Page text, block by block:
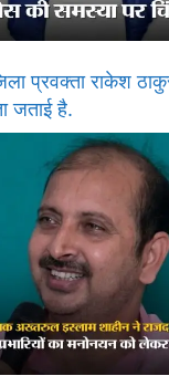
प्रवक्ता राकेश
जताई है.